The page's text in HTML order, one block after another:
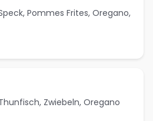
Pommes Frites, Oregano,
Zwiebeln, Oregano